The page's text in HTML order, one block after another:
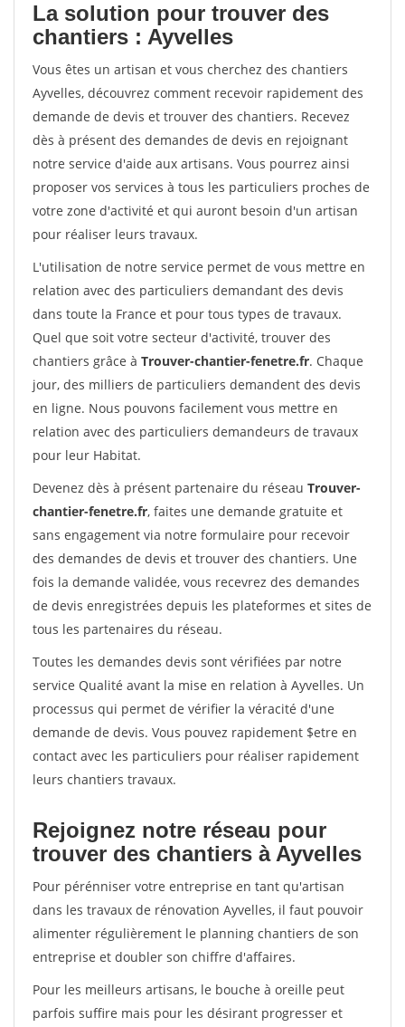
La solution pour trouver des
chantiers : Ayvelles
Vous êtes un artisan et vous cherchez des chantiers
Ayvelles, découvrez comment recevoir rapidement des
demande de devis et trouver des chantiers. Recevez
dès à présent des demandes de devis en rejoignant
notre service d'aide aux artisans. Vous pourrez ainsi
proposer vos services à tous les particuliers proches de
votre zone d'activité et qui auront besoin d'un artisan
pour réaliser leurs travaux.
L'utilisation de notre service permet de vous mettre en
relation avec des particuliers demandant des devis
dans toute la France et pour tous types de travaux.
Quel que soit votre secteur d'activité, trouver des
chantiers grâce à Trouver-chantier-fenetre.fr. Chaque
jour, des milliers de particuliers demandent des devis
en ligne. Nous pouvons facilement vous mettre en
relation avec des particuliers demandeurs de travaux
pour leur Habitat.
Devenez dès à présent partenaire du réseau Trouver-
chantier-fenetre.fr, faites une demande gratuite et
sans engagement via notre formulaire pour recevoir
des demandes de devis et trouver des chantiers. Une
fois la demande validée, vous recevrez des demandes
de devis enregistrées depuis les plateformes et sites de
tous les partenaires du réseau.
Toutes les demandes devis sont vérifiées par notre
service Qualité avant la mise en relation à Ayvelles. Un
processus qui permet de vérifier la véracité d'une
demande de devis. Vous pouvez rapidement $etre en
contact avec les particuliers pour réaliser rapidement
leurs chantiers travaux.
Rejoignez notre réseau pour
trouver des chantiers à Ayvelles
Pour pérénniser votre entreprise en tant qu'artisan
dans les travaux de rénovation Ayvelles, il faut pouvoir
alimenter régulièrement le planning chantiers de son
entreprise et doubler son chiffre d'affaires.
Pour les meilleurs artisans, le bouche à oreille peut
parfois suffire mais pour les désirant progresser et